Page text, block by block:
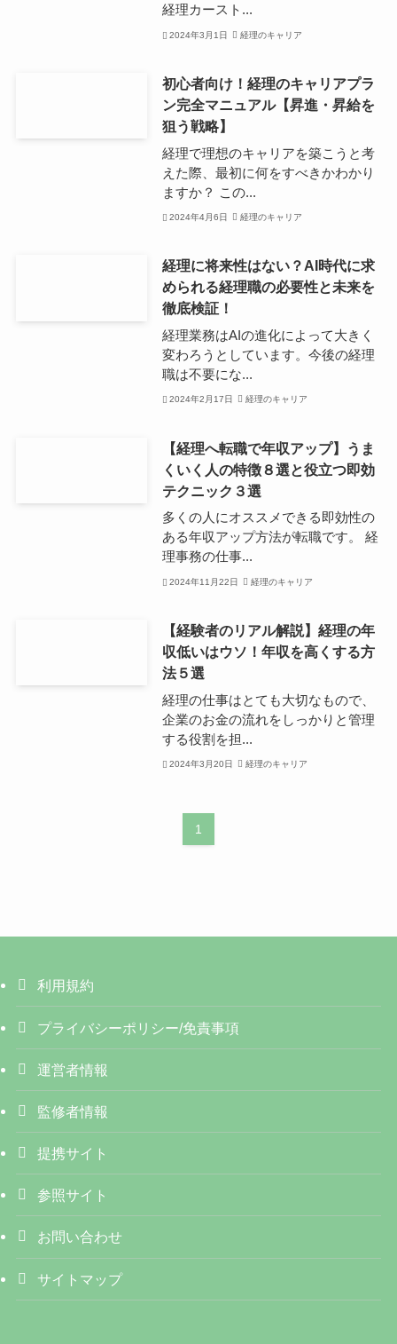
経理カースト...
2024年3月1日 経理のキャリア
初心者向け！経理のキャリアプラ
ン完全マニュアル【昇進・昇給を
狙う戦略】
経理で理想のキャリアを築こうと考
えた際、最初に何をすべきかわかり
ますか？ この...
2024年4月6日 経理のキャリア
経理に将来性はない？AI時代に求
められる経理職の必要性と未来を
徹底検証！
経理業務はAIの進化によって大きく
変わろうとしています。今後の経理
職は不要にな...
2024年2月17日 経理のキャリア
【経理へ転職で年収アップ】うま
くいく人の特徴８選と役立つ即効
テクニック３選
多くの人にオススメできる即効性の
ある年収アップ方法が転職です。 経
理事務の仕事...
2024年11月22日 経理のキャリア
【経験者のリアル解説】経理の年
収低いはウソ！年収を高くする方
法５選
経理の仕事はとても大切なもので、
企業のお金の流れをしっかりと管理
する役割を担...
2024年3月20日 経理のキャリア
1
利用規約
プライバシーポリシー/免責事項
運営者情報
監修者情報
提携サイト
参照サイト
お問い合わせ
サイトマップ